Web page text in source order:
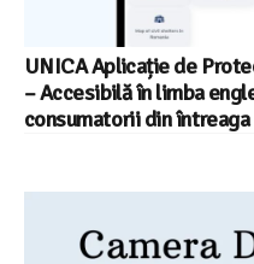
UNICA Aplicație de
– Accesibilă în limba
consumatorii din întreaga